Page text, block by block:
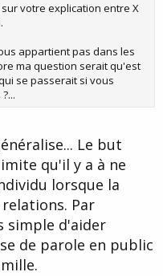
votre explication entre X
appartient pas dans les
ma question serait qu'est
se passerait si vous
Le but
qu'il y a à ne
lorsque la
Par
simple d'aider
de parole en public